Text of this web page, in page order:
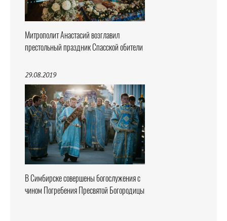
Митрополит Анастасий возглавил
престольный праздник Спасской обители
29.08.2019
В Симбирске совершены богослужения с
чином Погребения Пресвятой Богородицы